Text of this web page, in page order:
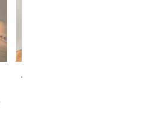
Agencement